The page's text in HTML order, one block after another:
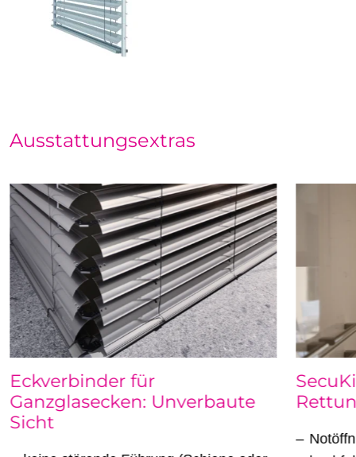
Ausstattungsextras
Eckverbinder für
Ganzglasecken: Unverbaute
Sicht